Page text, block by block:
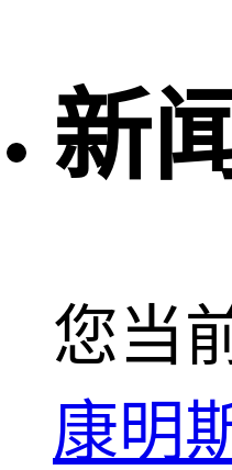
新
您当
康明